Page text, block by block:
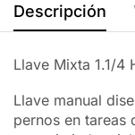
Descripción
Llave Mixta 1.1/4
Llave manual
pernos en tareas